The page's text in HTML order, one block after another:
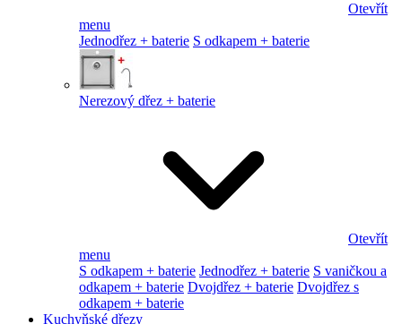
Otevřít
menu
Jednodřez + baterie S odkapem + baterie
Nerezový dřez + baterie
Otevřít
menu
S odkapem + baterie Jednodřez + baterie S vaničkou a
odkapem + baterie Dvojdřez + baterie Dvojdřez s
odkapem + baterie
Kuchyňské dřezy